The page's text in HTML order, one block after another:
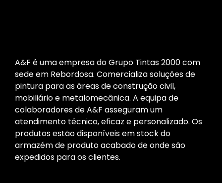
A&F é uma empresa do Grupo Tintas 2000 com
sede em Rebordosa. Comercializa soluções de
pintura para as áreas de construção civil,
mobiliário e metalomecânica. A equipa de
colaboradores de A&F asseguram um
atendimento técnico, eficaz e personalizado. Os
produtos estão disponíveis em stock do
armazém de produto acabado de onde são
expedidos para os clientes.